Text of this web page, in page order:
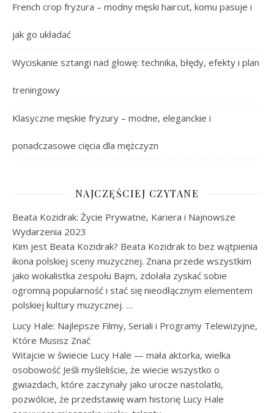
French crop fryzura – modny męski haircut, komu pasuje i
jak go układać
Wyciskanie sztangi nad głowę: technika, błędy, efekty i plan
treningowy
Klasyczne męskie fryzury – modne, eleganckie i
ponadczasowe cięcia dla mężczyzn
NAJCZĘŚCIEJ CZYTANE
Beata Kozidrak: Życie Prywatne, Kariera i Najnowsze
Wydarzenia 2023
Kim jest Beata Kozidrak? Beata Kozidrak to bez wątpienia
ikona polskiej sceny muzycznej. Znana przede wszystkim
jako wokalistka zespołu Bajm, zdołała zyskać sobie
ogromną popularność i stać się nieodłącznym elementem
polskiej kultury muzycznej. …
Lucy Hale: Najlepsze Filmy, Seriali i Programy Telewizyjne,
Które Musisz Znać
Witajcie w świecie Lucy Hale — mała aktorka, wielka
osobowość Jeśli myśleliście, że wiecie wszystko o
gwiazdach, które zaczynały jako urocze nastolatki,
pozwólcie, że przedstawię wam historię Lucy Hale